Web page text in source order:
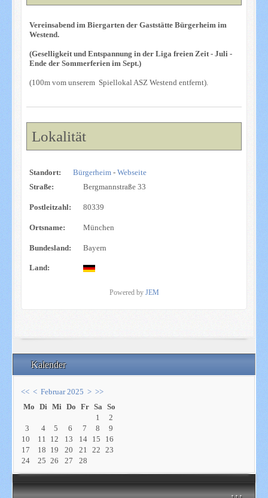
Kalender
<< < Februar 2025 > >>
Mo Di Mi Do Fr Sa So
1
2
3
4 5 6 7 8
9
10
11 12 13 14 15
16
17
18 19 20 21 22
23
24
25 26 27 28
Vereinsabend im Biergarten der Gaststätte Bürgerheim im
Westend.
(Geselligkeit und Entspannung in der Liga freien Zeit - Juli -
Ende der Sommerferien im Sept.)
(100m vom unserem Spiellokal ASZ Westend entfernt).
Lokalität
Standort: Bürgerheim- Webseite
Straße:
Bergmannstraße 33
Postleitzahl: 80339
Ortsname: München
Bundesland: Bayern
Land:
Powered by JEM